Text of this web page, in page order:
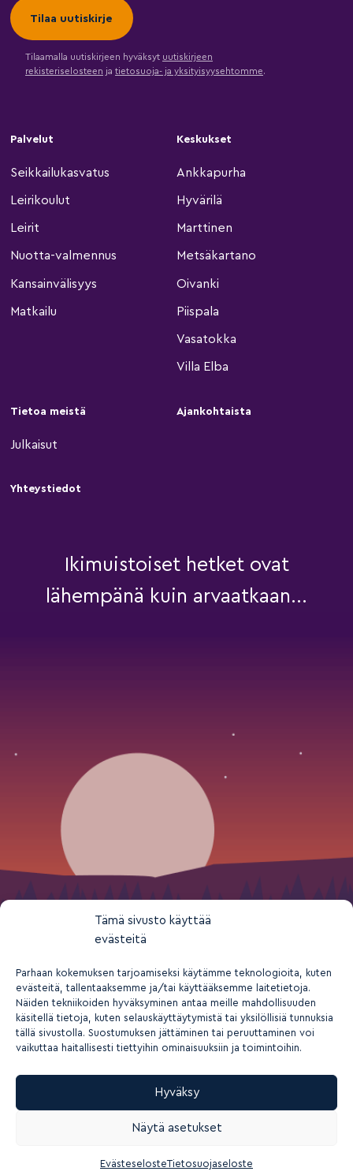
Tämä sivusto käyttää
evästeitä
Parhaan kokemuksen tarjoamiseksi käytämme teknologioita, kuten
evästeitä, tallentaaksemme ja/tai käyttääksemme laitetietoja.
Näiden tekniikoiden hyväksyminen antaa meille mahdollisuuden
käsitellä tietoja, kuten selauskäyttäytymistä tai yksilöllisiä tunnuksia
tällä sivustolla. Suostumuksen jättäminen tai peruuttaminen voi
vaikuttaa haitallisesti tiettyihin ominaisuuksiin ja toimintoihin.
Hyväksy
Näytä asetukset
EvästeselosteTietosuojaseloste
Tilaamalla uutiskirjeen hyväksyt uutiskirjeen
rekisteriselosteen ja tietosuoja- ja yksityisyysehtomme.
Palvelut
Seikkailukasvatus
Leirikoulut
Leirit
Nuotta-valmennus
Kansainvälisyys
Matkailu
Keskukset
Ankkapurha
Hyvärilä
Marttinen
Metsäkartano
Oivanki
Piispala
Vasatokka
Villa Elba
Tietoa meistä
Julkaisut
Ajankohtaista
Yhteystiedot
Ikimuistoiset hetket ovat
lähempänä kuin arvaatkaan...
2026 © Suomen nuorisokeskusyhdistys ry
Tietosuoja- ja yksityisyys Rekisteriseloste
Saavutettavuusseloste Evästeasetukset